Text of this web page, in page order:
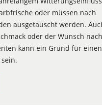
oder müssen nach
ausgetauscht werden.
oder der Wunsch
kann ein Grund für einen